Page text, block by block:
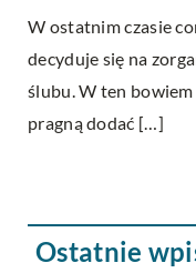
W ostatnim czasie
decyduje się na
ślubu. W ten
pragną dodać […]
Ostatnie